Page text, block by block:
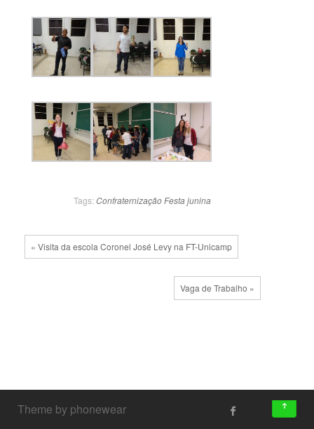
Tags: ConfraternizaçãoFesta junina
« Visita da escola Coronel José Levy na FT-Unicamp
Vaga de Trabalho »
Theme by phonewear
↑